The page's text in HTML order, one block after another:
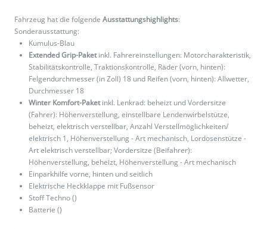
Fahrzeug hat die folgende Ausstattungshighlights:
Sonderausstattung:
Kumulus-Blau
Extended Grip-Paketinkl. Fahrereinstellungen: Motorcharakteristik,
Stabilitätskontrolle, Traktionskontrolle, Räder (vorn, hinten):
Felgendurchmesser (in Zoll) 18 und Reifen (vorn, hinten): Allwetter,
Durchmesser 18
Winter Komfort-Paketinkl. Lenkrad: beheizt und Vordersitze
(Fahrer): Höhenverstellung, einstellbare Lendenwirbelstütze,
beheizt, elektrisch verstellbar, Anzahl Verstellmöglichkeiten/
elektrisch 1, Höhenverstellung - Art mechanisch, Lordosenstütze -
Art elektrisch verstellbar; Vordersitze (Beifahrer):
Höhenverstellung, beheizt, Höhenverstellung - Art mechanisch
Einparkhilfe vorne, hinten und seitlich
Elektrische Heckklappe mit Fußsensor
Stoff Techno ()
Batterie ()